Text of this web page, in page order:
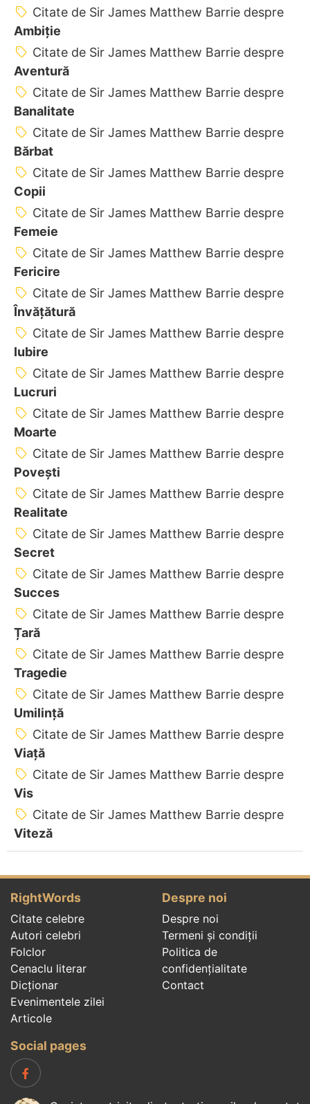
Citate de Sir James Matthew Barrie despre
Ambiție
Citate de Sir James Matthew Barrie despre
Aventură
Citate de Sir James Matthew Barrie despre
Banalitate
Citate de Sir James Matthew Barrie despre
Bărbat
Citate de Sir James Matthew Barrie despre
Copii
Citate de Sir James Matthew Barrie despre
Femeie
Citate de Sir James Matthew Barrie despre
Fericire
Citate de Sir James Matthew Barrie despre
Învățătură
Citate de Sir James Matthew Barrie despre
Iubire
Citate de Sir James Matthew Barrie despre
Lucruri
Citate de Sir James Matthew Barrie despre
Moarte
Citate de Sir James Matthew Barrie despre
Povești
Citate de Sir James Matthew Barrie despre
Realitate
Citate de Sir James Matthew Barrie despre
Secret
Citate de Sir James Matthew Barrie despre
Succes
Citate de Sir James Matthew Barrie despre
Țară
Citate de Sir James Matthew Barrie despre
Tragedie
Citate de Sir James Matthew Barrie despre
Umilință
Citate de Sir James Matthew Barrie despre
Viață
Citate de Sir James Matthew Barrie despre
Vis
Citate de Sir James Matthew Barrie despre
Viteză
RightWords
Citate celebre
Autori celebri
Folclor
Cenaclu literar
Dicționar
Evenimentele zilei
Articole
Despre noi
Despre noi
Termeni și condiții
Politica de
confidenţialitate
Contact
Social pages